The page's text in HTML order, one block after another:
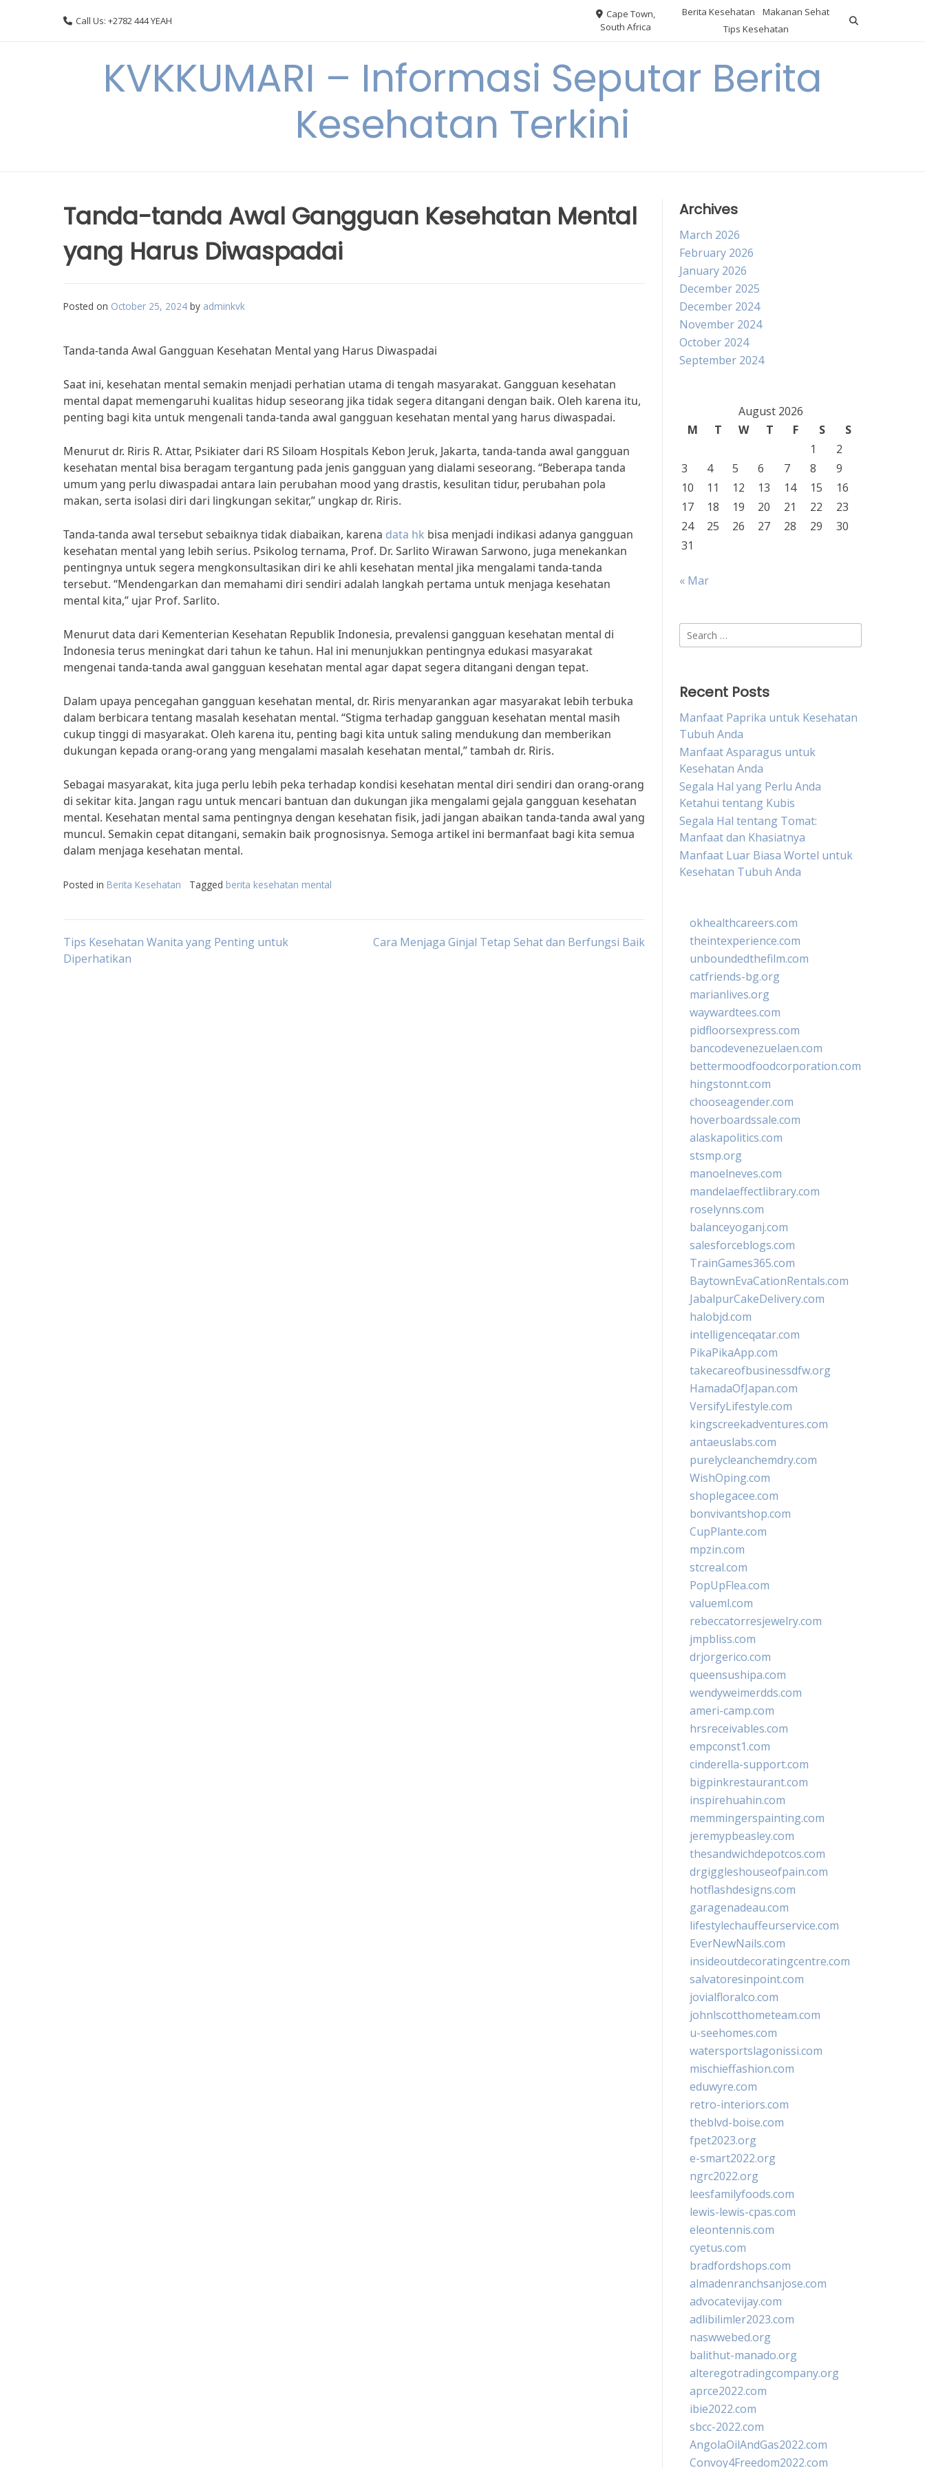
Call Us: +2782 444 YEAH
Cape Town,
South Africa
Berita Kesehatan
Makanan Sehat
Tips Kesehatan
KVKKUMARI – Informasi Seputar Berita
Kesehatan Terkini
Tanda-tanda Awal Gangguan Kesehatan Mental
yang Harus Diwaspadai
Posted on October 25, 2024 by adminkvk
Tanda-tanda Awal Gangguan Kesehatan Mental yang Harus Diwaspadai
Saat ini, kesehatan mental semakin menjadi perhatian utama di tengah masyarakat. Gangguan kesehatan
mental dapat memengaruhi kualitas hidup seseorang jika tidak segera ditangani dengan baik. Oleh karena itu,
penting bagi kita untuk mengenali tanda-tanda awal gangguan kesehatan mental yang harus diwaspadai.
Menurut dr. Riris R. Attar, Psikiater dari RS Siloam Hospitals Kebon Jeruk, Jakarta, tanda-tanda awal gangguan
kesehatan mental bisa beragam tergantung pada jenis gangguan yang dialami seseorang. “Beberapa tanda
umum yang perlu diwaspadai antara lain perubahan mood yang drastis, kesulitan tidur, perubahan pola
makan, serta isolasi diri dari lingkungan sekitar,” ungkap dr. Riris.
Tanda-tanda awal tersebut sebaiknya tidak diabaikan, karena data hk bisa menjadi indikasi adanya gangguan
kesehatan mental yang lebih serius. Psikolog ternama, Prof. Dr. Sarlito Wirawan Sarwono, juga menekankan
pentingnya untuk segera mengkonsultasikan diri ke ahli kesehatan mental jika mengalami tanda-tanda
tersebut. “Mendengarkan dan memahami diri sendiri adalah langkah pertama untuk menjaga kesehatan
mental kita,” ujar Prof. Sarlito.
Menurut data dari Kementerian Kesehatan Republik Indonesia, prevalensi gangguan kesehatan mental di
Indonesia terus meningkat dari tahun ke tahun. Hal ini menunjukkan pentingnya edukasi masyarakat
mengenai tanda-tanda awal gangguan kesehatan mental agar dapat segera ditangani dengan tepat.
Dalam upaya pencegahan gangguan kesehatan mental, dr. Riris menyarankan agar masyarakat lebih terbuka
dalam berbicara tentang masalah kesehatan mental. “Stigma terhadap gangguan kesehatan mental masih
cukup tinggi di masyarakat. Oleh karena itu, penting bagi kita untuk saling mendukung dan memberikan
dukungan kepada orang-orang yang mengalami masalah kesehatan mental,” tambah dr. Riris.
Sebagai masyarakat, kita juga perlu lebih peka terhadap kondisi kesehatan mental diri sendiri dan orang-orang
di sekitar kita. Jangan ragu untuk mencari bantuan dan dukungan jika mengalami gejala gangguan kesehatan
mental. Kesehatan mental sama pentingnya dengan kesehatan fisik, jadi jangan abaikan tanda-tanda awal yang
muncul. Semakin cepat ditangani, semakin baik prognosisnya. Semoga artikel ini bermanfaat bagi kita semua
dalam menjaga kesehatan mental.
Posted in Berita Kesehatan Tagged berita kesehatan mental
Post
Tips Kesehatan Wanita yang Penting untuk
Diperhatikan
Cara Menjaga Ginjal Tetap Sehat dan Berfungsi Baik
Archives
March 2026
February 2026
January 2026
December 2025
December 2024
November 2024
October 2024
September 2024
August 2026
M
T W T F S
S
1
2
3
4 5 6 7 8
9
10
11 12 13 14 15
16
17
18 19 20 21 22
23
24
25 26 27 28 29
30
31
« Mar
Search
for:
Recent Posts
Manfaat Paprika untuk Kesehatan
Tubuh Anda
Manfaat Asparagus untuk
Kesehatan Anda
Segala Hal yang Perlu Anda
Ketahui tentang Kubis
Segala Hal tentang Tomat:
Manfaat dan Khasiatnya
Manfaat Luar Biasa Wortel untuk
Kesehatan Tubuh Anda
okhealthcareers.com
theintexperience.com
unboundedthefilm.com
catfriends-bg.org
marianlives.org
waywardtees.com
pidfloorsexpress.com
bancodevenezuelaen.com
bettermoodfoodcorporation.com
hingstonnt.com
chooseagender.com
hoverboardssale.com
alaskapolitics.com
stsmp.org
manoelneves.com
mandelaeffectlibrary.com
roselynns.com
balanceyoganj.com
salesforceblogs.com
TrainGames365.com
BaytownEvaCationRentals.com
JabalpurCakeDelivery.com
halobjd.com
intelligenceqatar.com
PikaPikaApp.com
takecareofbusinessdfw.org
HamadaOfJapan.com
VersifyLifestyle.com
kingscreekadventures.com
antaeuslabs.com
purelycleanchemdry.com
WishOping.com
shoplegacee.com
bonvivantshop.com
CupPlante.com
mpzin.com
stcreal.com
PopUpFlea.com
valueml.com
rebeccatorresjewelry.com
jmpbliss.com
drjorgerico.com
queensushipa.com
wendyweimerdds.com
ameri-camp.com
hrsreceivables.com
empconst1.com
cinderella-support.com
bigpinkrestaurant.com
inspirehuahin.com
memmingerspainting.com
jeremypbeasley.com
thesandwichdepotcos.com
drgiggleshouseofpain.com
hotflashdesigns.com
garagenadeau.com
lifestylechauffeurservice.com
EverNewNails.com
insideoutdecoratingcentre.com
salvatoresinpoint.com
jovialfloralco.com
johnlscotthometeam.com
u-seehomes.com
watersportslagonissi.com
mischieffashion.com
eduwyre.com
retro-interiors.com
theblvd-boise.com
fpet2023.org
e-smart2022.org
ngrc2022.org
leesfamilyfoods.com
lewis-lewis-cpas.com
eleontennis.com
cyetus.com
bradfordshops.com
almadenranchsanjose.com
advocatevijay.com
adlibilimler2023.com
naswwebed.org
balithut-manado.org
alteregotradingcompany.org
aprce2022.com
ibie2022.com
sbcc-2022.com
AngolaOilAndGas2022.com
Convoy4Freedom2022.com